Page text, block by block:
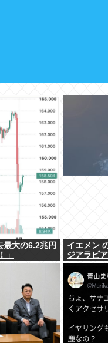
最大の6.2兆円
」
イエメン
ジアラビ